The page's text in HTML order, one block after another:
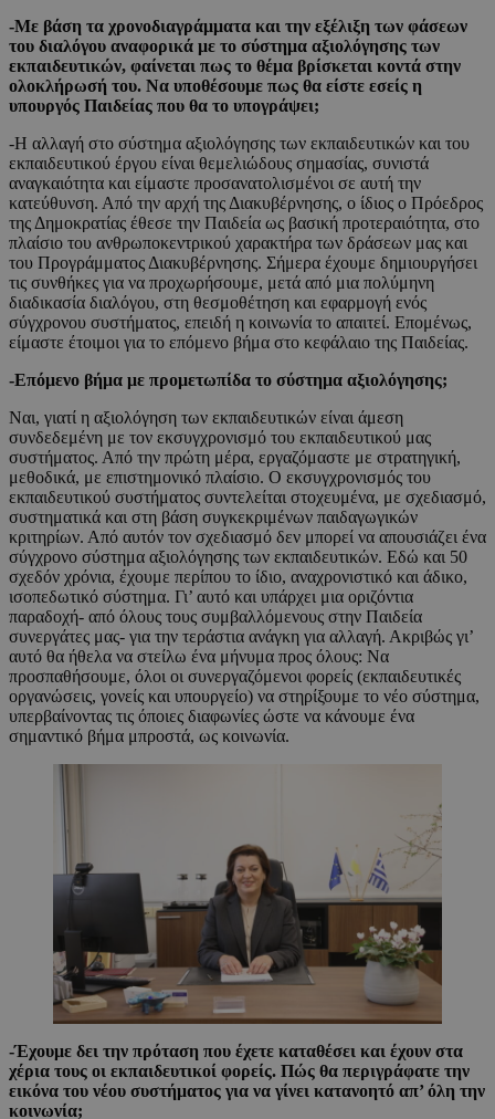
-Με βάση τα χρονοδιαγράμματα και την εξέλιξη των φάσεων
του διαλόγου αναφορικά με το σύστημα αξιολόγησης των
εκπαιδευτικών, φαίνεται πως το θέμα βρίσκεται κοντά στην
ολοκλήρωσή του. Να υποθέσουμε πως θα είστε εσείς η
υπουργός Παιδείας που θα το υπογράψει;
-Η αλλαγή στο σύστημα αξιολόγησης των εκπαιδευτικών και του
εκπαιδευτικού έργου είναι θεμελιώδους σημασίας, συνιστά
αναγκαιότητα και είμαστε προσανατολισμένοι σε αυτή την
κατεύθυνση. Από την αρχή της Διακυβέρνησης, ο ίδιος ο Πρόεδρος
της Δημοκρατίας έθεσε την Παιδεία ως βασική προτεραιότητα, στο
πλαίσιο του ανθρωποκεντρικού χαρακτήρα των δράσεων μας και
του Προγράμματος Διακυβέρνησης. Σήμερα έχουμε δημιουργήσει
τις συνθήκες για να προχωρήσουμε, μετά από μια πολύμηνη
διαδικασία διαλόγου, στη θεσμοθέτηση και εφαρμογή ενός
σύγχρονου συστήματος, επειδή η κοινωνία το απαιτεί. Επομένως,
είμαστε έτοιμοι για το επόμενο βήμα στο κεφάλαιο της Παιδείας.
-Επόμενο βήμα με προμετωπίδα το σύστημα αξιολόγησης;
Ναι, γιατί η αξιολόγηση των εκπαιδευτικών είναι άμεση
συνδεδεμένη με τον εκσυγχρονισμό του εκπαιδευτικού μας
συστήματος. Από την πρώτη μέρα, εργαζόμαστε με στρατηγική,
μεθοδικά, με επιστημονικό πλαίσιο. Ο εκσυγχρονισμός του
εκπαιδευτικού συστήματος συντελείται στοχευμένα, με σχεδιασμό,
συστηματικά και στη βάση συγκεκριμένων παιδαγωγικών
κριτηρίων. Από αυτόν τον σχεδιασμό δεν μπορεί να απουσιάζει ένα
σύγχρονο σύστημα αξιολόγησης των εκπαιδευτικών. Εδώ και 50
σχεδόν χρόνια, έχουμε περίπου το ίδιο, αναχρονιστικό και άδικο,
ισοπεδωτικό σύστημα. Γι’ αυτό και υπάρχει μια οριζόντια
παραδοχή- από όλους τους συμβαλλόμενους στην Παιδεία
συνεργάτες μας- για την τεράστια ανάγκη για αλλαγή. Ακριβώς γι’
αυτό θα ήθελα να στείλω ένα μήνυμα προς όλους: Να
προσπαθήσουμε, όλοι οι συνεργαζόμενοι φορείς (εκπαιδευτικές
οργανώσεις, γονείς και υπουργείο) να στηρίξουμε το νέο σύστημα,
υπερβαίνοντας τις όποιες διαφωνίες ώστε να κάνουμε ένα
σημαντικό βήμα μπροστά, ως κοινωνία.
-Έχουμε δει την πρόταση που έχετε καταθέσει και έχουν στα
χέρια τους οι εκπαιδευτικοί φορείς. Πώς θα περιγράφατε την
εικόνα του νέου συστήματος για να γίνει κατανοητό απ’ όλη την
κοινωνία;